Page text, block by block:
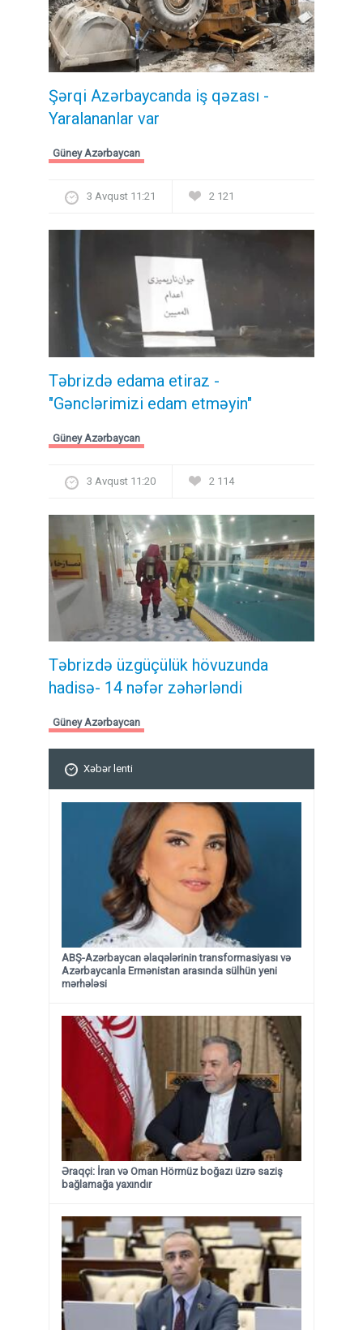
Şərqi Azərbaycanda iş qəzası -
Yaralananlar var
Güney Azərbaycan
3 Avqust 11:21 2 121
Təbrizdə edama etiraz -
"Gənclərimizi edam etməyin"
Güney Azərbaycan
3 Avqust 11:20 2 114
Təbrizdə üzgüçülük hövuzunda
hadisə- 14 nəfər zəhərləndi
Güney Azərbaycan
Xəbər lenti
ABŞ-Azərbaycan əlaqələrinin transformasiyası və
Azərbaycanla Ermənistan arasında sülhün yeni
mərhələsi
Əraqçi: İran və Oman Hörmüz boğazı üzrə saziş
bağlamağa yaxındır